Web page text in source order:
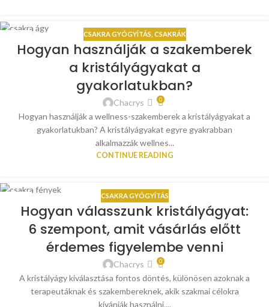
JÚL
CSAKRA GYÓGYÍTÁS CSAKRÁK
Hogyan használják a szakemberek
a kristályágyakat a
gyakorlatukban?
Chacrys 0
Hogyan használják a wellness-szakemberek a kristályágyakat a
gyakorlatukban? A kristályágyakat egyre gyakrabban
alkalmazzák wellnes...
CONTINUE READING
CSAKRA GYÓGYÍTÁS
Hogyan válasszunk kristályágyat:
6 szempont, amit vásárlás előtt
érdemes figyelembe venni
Chacrys 0
A kristályágy kiválasztása fontos döntés, különösen azoknak a
terapeutáknak és szakembereknek, akik szakmai célokra
kívánják használni....